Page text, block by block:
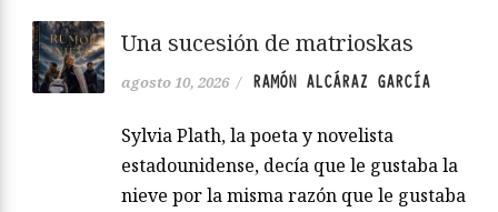
Una sucesión de matrioskas
agosto 10, 2026 / RAMÓN ALCÁRAZ GARCÍA
Sylvia Plath, la poeta y novelista
estadounidense, decía que le gustaba la
nieve por la misma razón que le gustaba